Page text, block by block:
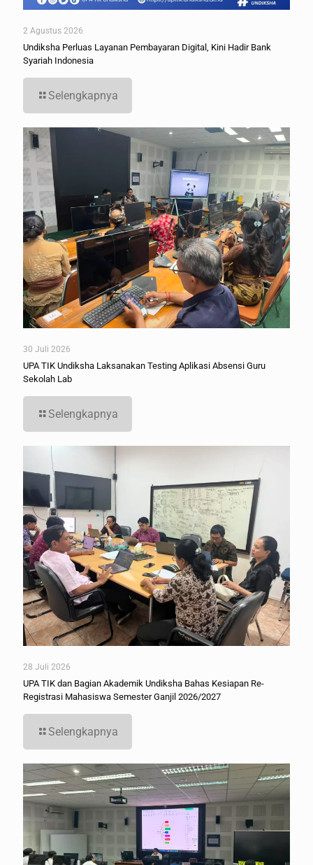
2 Agustus 2026
Undiksha Perluas Layanan Pembayaran Digital, Kini Hadir Bank
Syariah Indonesia
Selengkapnya
30 Juli 2026
UPA TIK Undiksha Laksanakan Testing Aplikasi Absensi Guru
Sekolah Lab
Selengkapnya
28 Juli 2026
UPA TIK dan Bagian Akademik Undiksha Bahas Kesiapan Re-
Registrasi Mahasiswa Semester Ganjil 2026/2027
Selengkapnya